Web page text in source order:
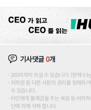
기사댓글0개
200자까지 쓰실 수 있습니다. (현재 0
저작권 등 다른 사람의 권리를 침해하
수 있습니다.
타인에게 불쾌감을 주는 욕설 등 비하
단에 의해 삭제 합니다.